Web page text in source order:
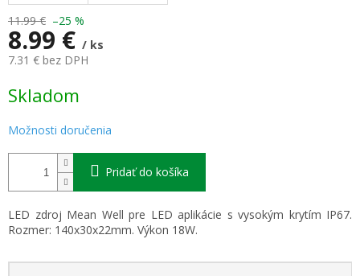
11.99 € –25 %
8.99 € / ks
7.31 € bez DPH
cena:
Skladom
Možnosti doručenia
Pridať do košíka
LED zdroj Mean Well pre LED aplikácie s vysokým krytím IP67.
Rozmer: 140x30x22mm. Výkon 18W.